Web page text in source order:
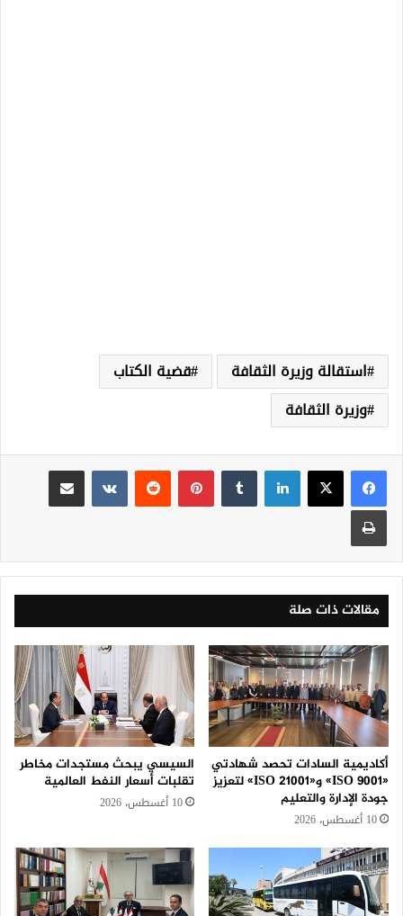
استقالة وزيرة الثقافة
قضية الكتاب
وزيرة الثقافة
لينكدإن بينتيريست
مقالات ذات صلة
أكاديمية السادات تحصد شهادتي
«ISO 9001» و«ISO 21001» لتعزيز
جودة الإدارة والتعليم
10 أغسطس، 2026
السيسي يبحث مستجدات مخاطر
تقلبات أسعار النفط العالمية
10 أغسطس، 2026